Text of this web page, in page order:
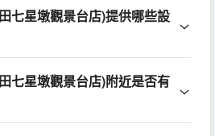
七星墩觀景台店)提供哪些設
七星墩觀景台店)附近是否有